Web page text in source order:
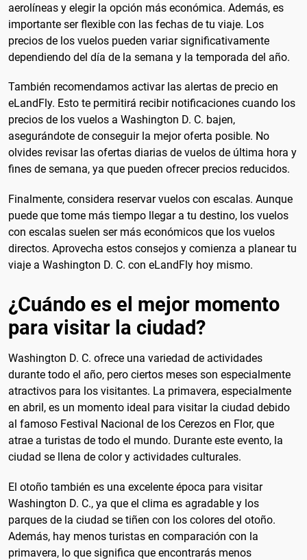
aerolíneas y elegir la opción más económica. Además, es
importante ser flexible con las fechas de tu viaje. Los
precios de los vuelos pueden variar significativamente
dependiendo del día de la semana y la temporada del año.
También recomendamos activar las alertas de precio en
eLandFly. Esto te permitirá recibir notificaciones cuando los
precios de los vuelos a Washington D. C. bajen,
asegurándote de conseguir la mejor oferta posible. No
olvides revisar las ofertas diarias de vuelos de última hora y
fines de semana, ya que pueden ofrecer precios reducidos.
Finalmente, considera reservar vuelos con escalas. Aunque
puede que tome más tiempo llegar a tu destino, los vuelos
con escalas suelen ser más económicos que los vuelos
directos. Aprovecha estos consejos y comienza a planear tu
viaje a Washington D. C. con eLandFly hoy mismo.
¿Cuándo es el mejor momento
para visitar la ciudad?
Washington D. C. ofrece una variedad de actividades
durante todo el año, pero ciertos meses son especialmente
atractivos para los visitantes. La primavera, especialmente
en abril, es un momento ideal para visitar la ciudad debido
al famoso Festival Nacional de los Cerezos en Flor, que
atrae a turistas de todo el mundo. Durante este evento, la
ciudad se llena de color y actividades culturales.
El otoño también es una excelente época para visitar
Washington D. C., ya que el clima es agradable y los
parques de la ciudad se tiñen con los colores del otoño.
Además, hay menos turistas en comparación con la
primavera, lo que significa que encontrarás menos